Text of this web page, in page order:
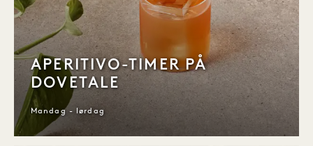
APERITIVO-TIMER PÅ
DOVETALE
Mandag - lørdag